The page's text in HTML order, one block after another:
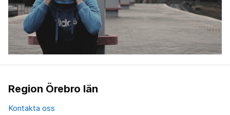
Region Örebro län
Kontakta oss